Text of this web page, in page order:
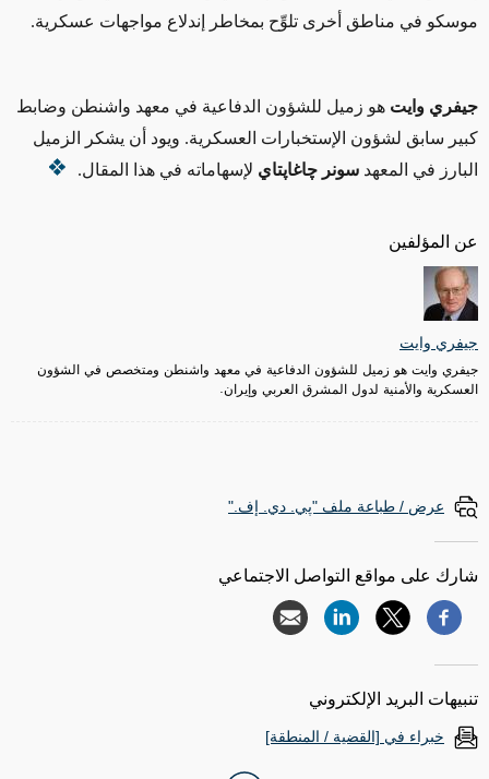
عن المؤلفين
جيفري وايت
جيفري وايت هو زميل للشؤون الدفاعية في معهد واشنطن ومتخصص في الشؤون
العسكرية والأمنية لدول المشرق العربي وإيران.
موسكو في مناطق أخرى تلوِّح بمخاطر إندلاع مواجهات عسكرية.
جيفري وايت هو زميل للشؤون الدفاعية في معهد واشنطن وضابط
كبير سابق لشؤون الإستخبارات العسكرية. ويود أن يشكر الزميل
البارز في المعهد سونر چاغاپتاي لإسهاماته في هذا المقال.
عرض / طباعة ملف "پي. دي. إف."
شارك على مواقع التواصل الاجتماعي
تنبيهات البريد الإلكتروني
خبراء في [القضية / المنطقة]